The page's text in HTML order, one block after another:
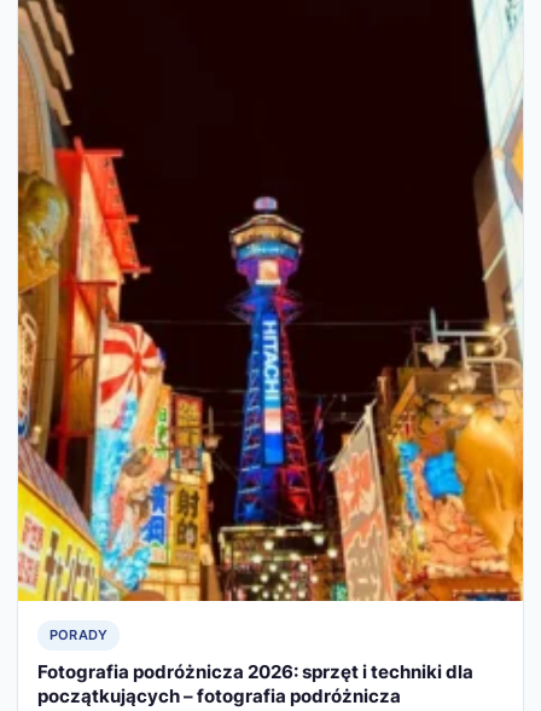
PORADY
Fotografia podróżnicza 2026: sprzęt i techniki dla
początkujących – fotografia podróżnicza